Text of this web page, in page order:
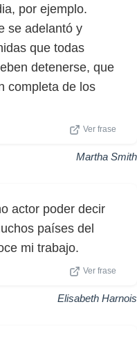
por ejemplo.
se adelantó y
que todas
detenerse, que
completa de los
Ver frase
Martha Smith
actor poder decir
países del
mi trabajo.
Ver frase
Elisabeth Harnois